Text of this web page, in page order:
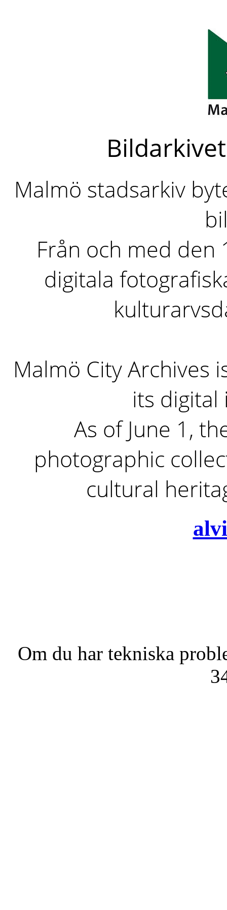
Malmö stadsarkiv
Från och med den
digitala
Malmö City Archives
its digital
As of June 1,
photographic
cultural
Om du har tekniska